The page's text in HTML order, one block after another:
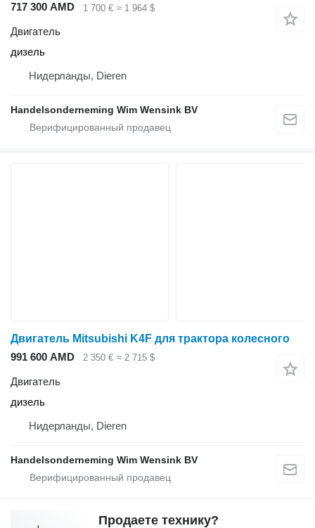
717 300 AMD 1 700 € ≈ 1 964 $
Двигатель
дизель
Нидерланды, Dieren
Handelsonderneming Wim Wensink BV
Двигатель Mitsubishi K4F для трактора колесного
991 600 AMD
2 350 € ≈ 2 715 $
Двигатель
дизель
Нидерланды, Dieren
Handelsonderneming Wim Wensink BV
Продаете технику?